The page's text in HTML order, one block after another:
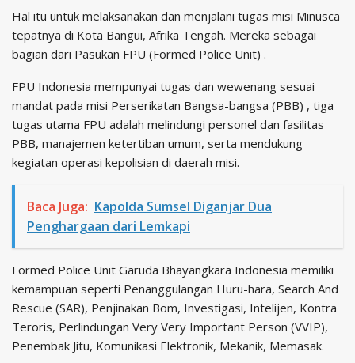
Hal itu untuk melaksanakan dan menjalani tugas misi Minusca
tepatnya di Kota Bangui, Afrika Tengah. Mereka sebagai
bagian dari Pasukan FPU (Formed Police Unit) .
FPU Indonesia mempunyai tugas dan wewenang sesuai
mandat pada misi Perserikatan Bangsa-bangsa (PBB) , tiga
tugas utama FPU adalah melindungi personel dan fasilitas
PBB, manajemen ketertiban umum, serta mendukung
kegiatan operasi kepolisian di daerah misi.
Baca Juga: Kapolda Sumsel Diganjar Dua
Penghargaan dari Lemkapi
Formed Police Unit Garuda Bhayangkara Indonesia memiliki
kemampuan seperti Penanggulangan Huru-hara, Search And
Rescue (SAR), Penjinakan Bom, Investigasi, Intelijen, Kontra
Teroris, Perlindungan Very Very Important Person (VVIP),
Penembak Jitu, Komunikasi Elektronik, Mekanik, Memasak.